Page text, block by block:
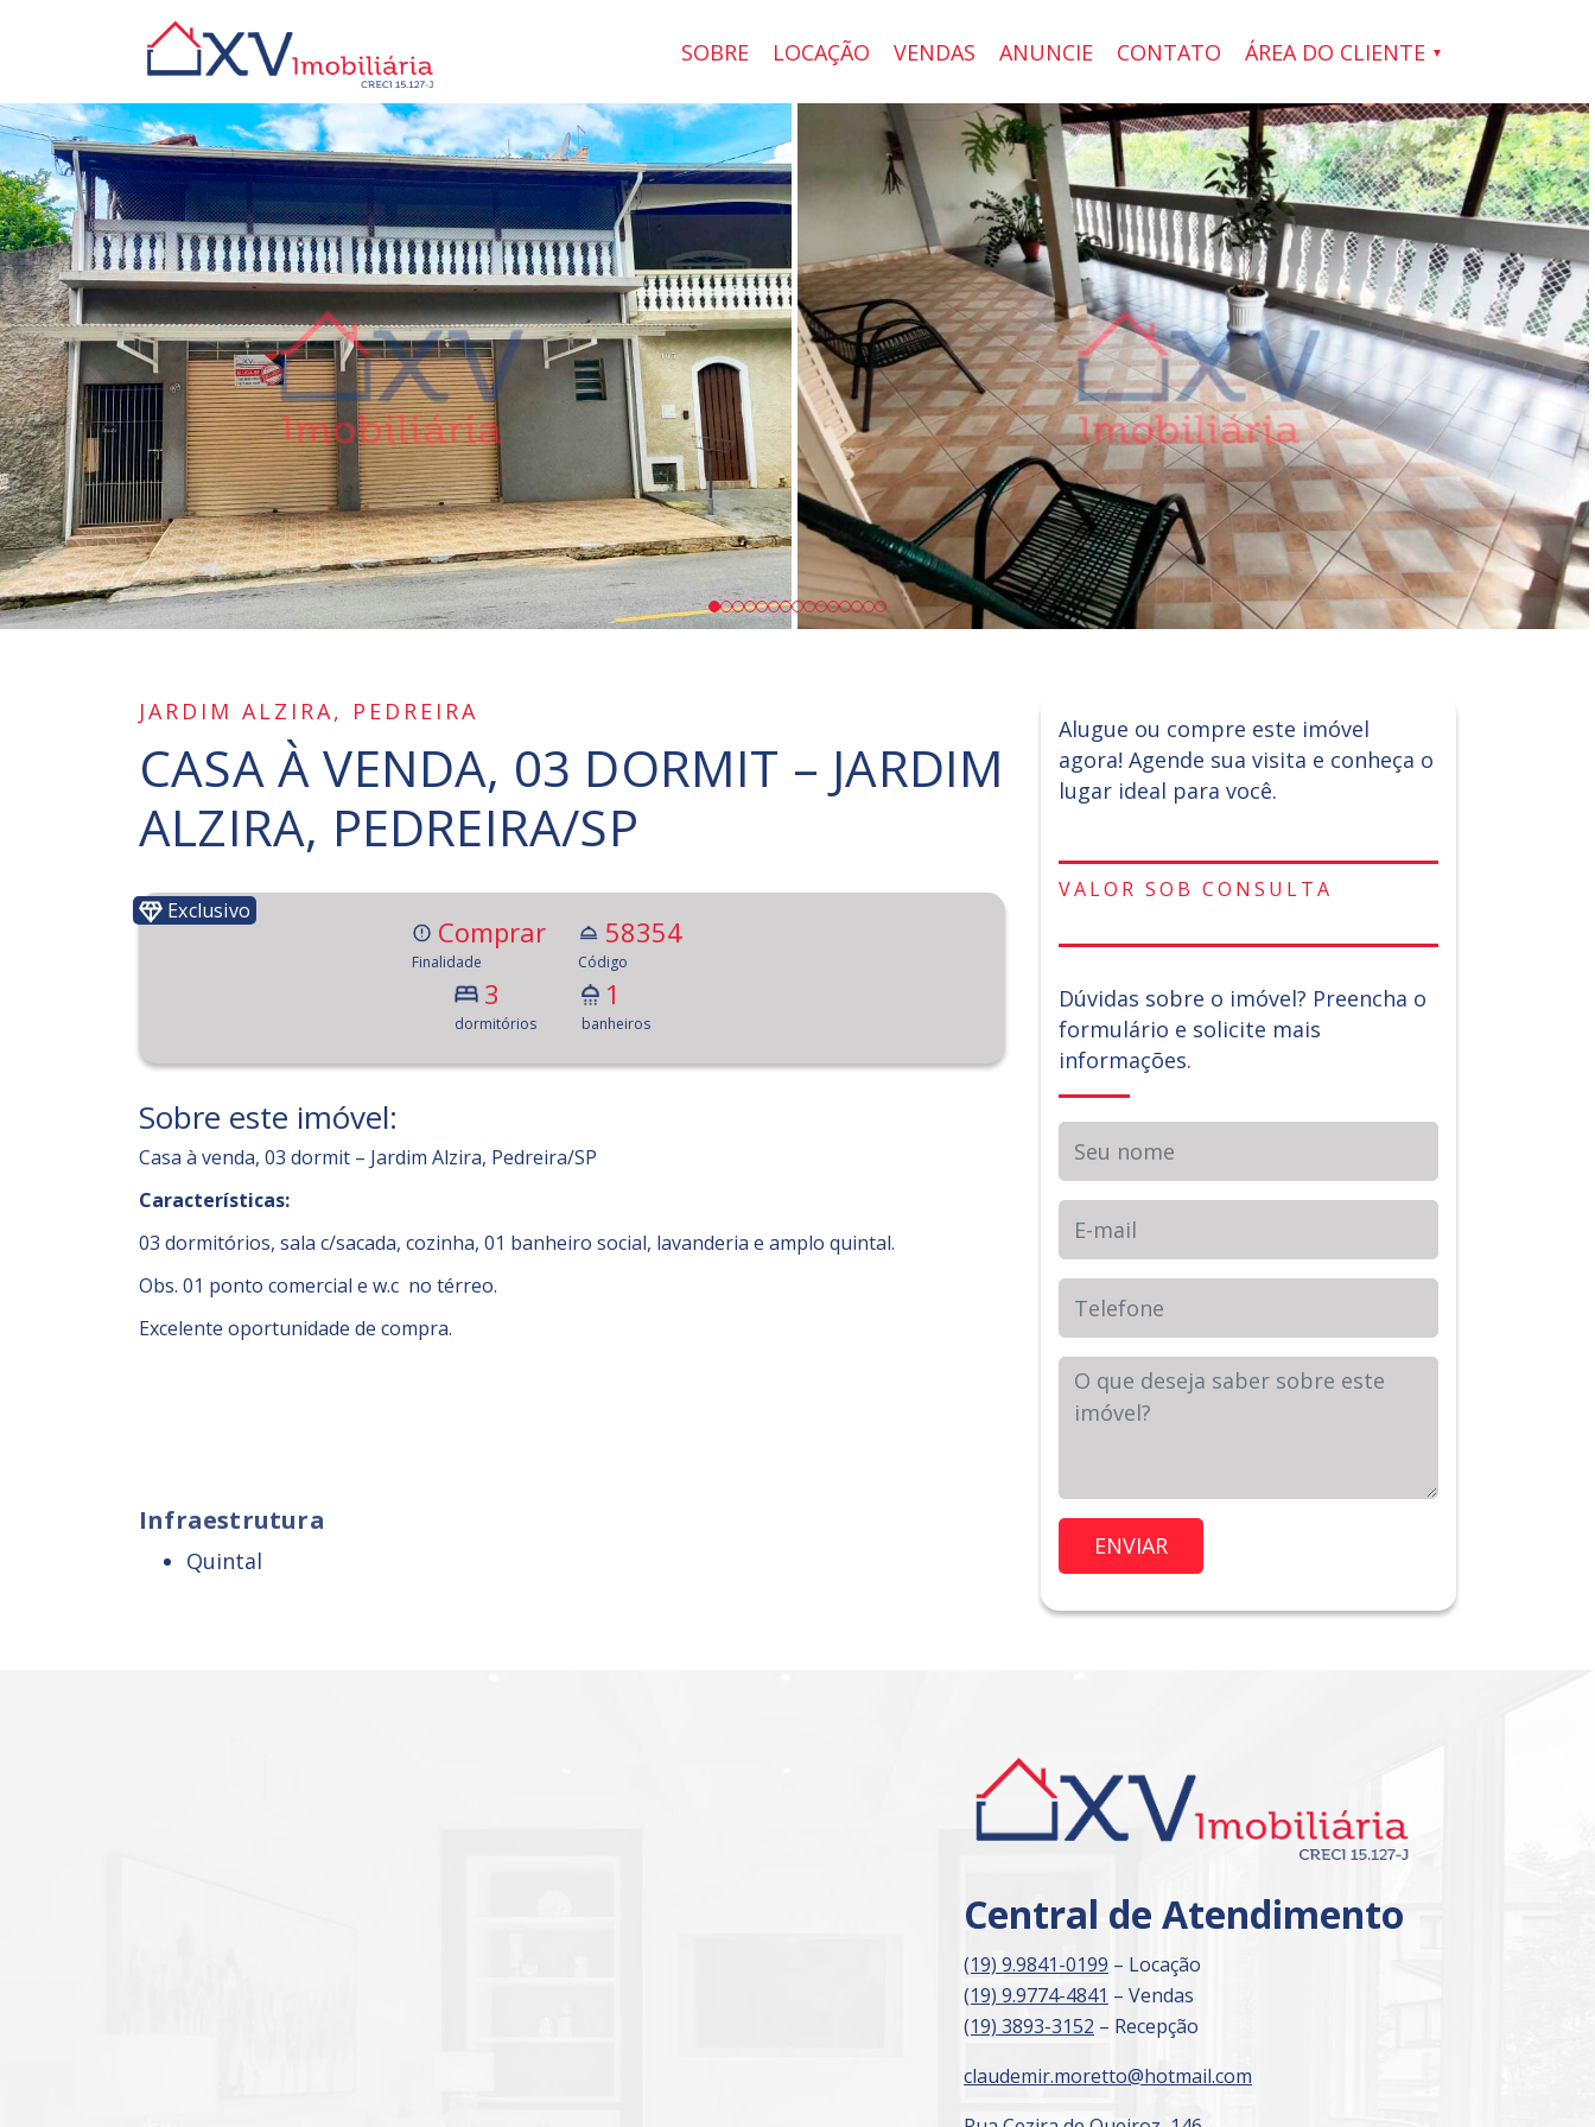
SOBRE LOCAÇÃO VENDAS ANUNCIE CONTATO ÁREA DO CLIENTE
JARDIM ALZIRA, PEDREIRA
CASA À VENDA, 03 DORMIT – JARDIM
ALZIRA, PEDREIRA/SP
Exclusivo
Comprar
Finalidade
58354
Código
3
dormitórios
1
banheiros
Sobre este imóvel:
Casa à venda, 03 dormit – Jardim Alzira, Pedreira/SP
Características:
03 dormitórios, sala c/sacada, cozinha, 01 banheiro social, lavanderia e amplo quintal.
Obs. 01 ponto comercial e w.c no térreo.
Excelente oportunidade de compra.
Infraestrutura
Quintal
Alugue ou compre este imóvel
agora! Agende sua visita e conheça o
lugar ideal para você.
VALOR SOB CONSULTA
Dúvidas sobre o imóvel? Preencha o
formulário e solicite mais
informações.
Telefone
Sua Mensagem
Imóvel de Interesse
Central de Atendimento
(19) 9.9841-0199 – Locação
(19) 9.9774-4841 – Vendas
(19) 3893-3152 – Recepção
claudemir.moretto@hotmail.com